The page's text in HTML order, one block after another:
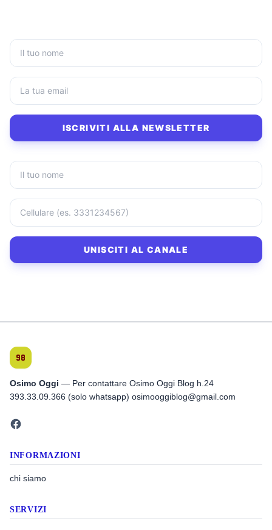
ISCRIVITI ALLA NEWSLETTER
UNISCITI AL CANALE
Osimo Oggi — Per contattare Osimo Oggi Blog h.24
393.33.09.366 (solo whatsapp) osimooggiblog@gmail.com
INFORMAZIONI
chi siamo
SERVIZI